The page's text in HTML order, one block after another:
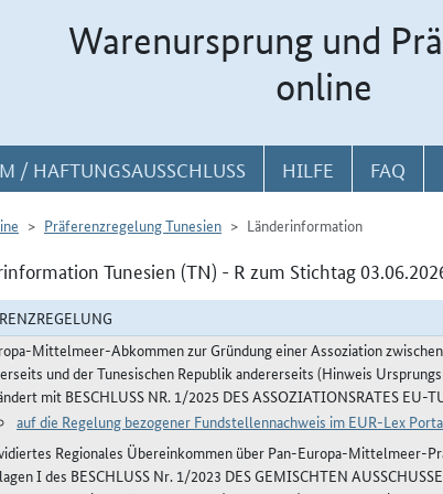
Warenursprung und
online
/ HAFTUNGSAUSSCHLUSS HILFE FAQ
Präferenzregelung Tunesien Länderinformation
Tunesien (TN) - R zum Stichtag
Mittelmeer-Abkommen zur Gründung einer Assoziation
und der Tunesischen Republik andererseits (Hinweis
mit BESCHLUSS NR. 1/2025 DES ASSOZIATIONSRATES EU-
auf die Regelung bezogener Fundstellennachweis im EUR-Lex
Regionales Übereinkommen über Pan-Europa-Mittelmeer-
I des BESCHLUSS Nr. 1/2023 DES GEMISCHTEN